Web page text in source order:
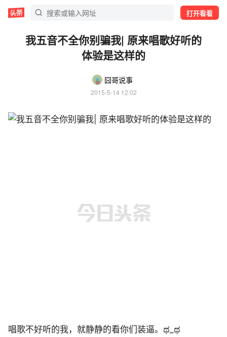
打开看看
我五音不全你别骗我| 原来唱歌好听的
体验是这样的
囧哥说事
2015-5-14 12:02
唱歌不好听的我，就静静的看你们装逼。ಥ_ಥ